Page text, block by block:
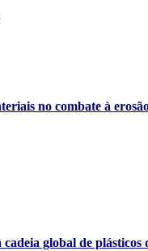
no combate à
global de plásticos